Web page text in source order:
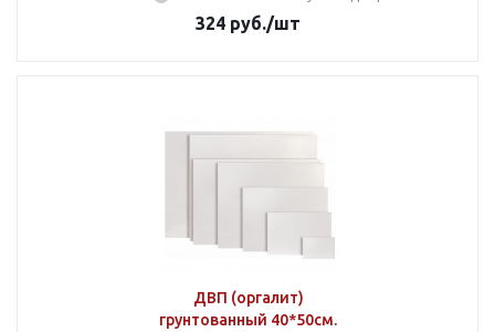
324 руб./шт
ДВП (оргалит)
грунтованный 40*50см.